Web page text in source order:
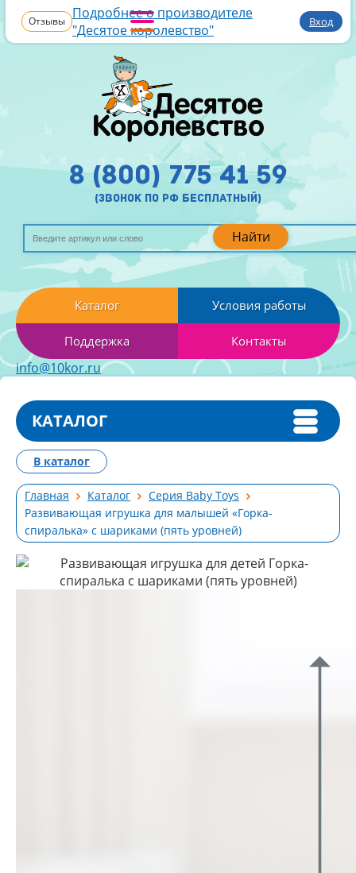
Отзывы Подробнее о производителе
"Десятое королевство"
Вход
Найти
8 (800) 775 41 59
(звонок по рф бесплатный)
Каталог Условия работы
Поддержка Контакты
info@10kor.ru
КАТАЛОГ
Главная Каталог
Серия Baby Toys
Развивающая игрушка для малышей «Горка-
спиралька» с шариками (пять уровней)
В каталог